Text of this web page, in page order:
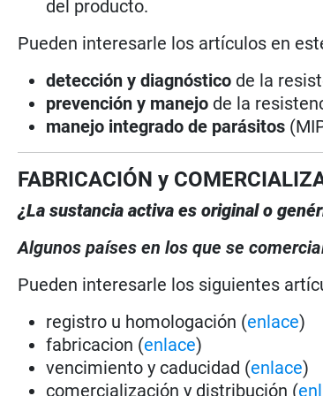
del producto.
Pueden interesarle los artículos en
detección y diagnóstico de la
prevención y manejo de la
manejo integrado de parásitos
FABRICACIÓN y
¿La sustancia activa es original o
Algunos países en los que se
Pueden interesarle los siguientes
registro u homologación (enlace)
fabricacion (enlace)
vencimiento y caducidad (enlace)
comercialización y distribución (